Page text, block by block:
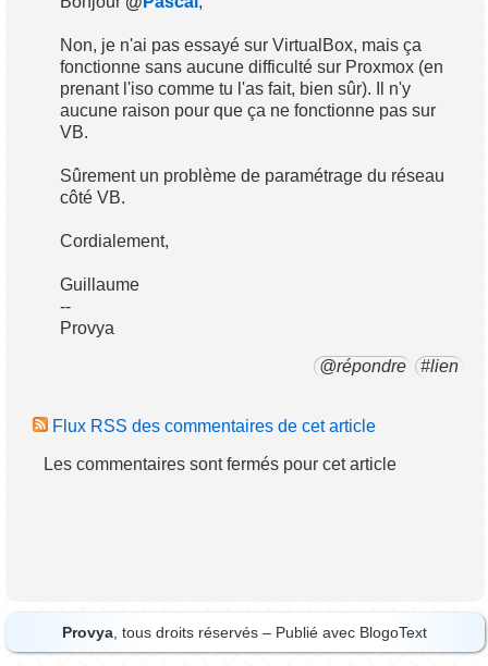
Non, je n'ai pas essayé sur VirtualBox, mais ça
fonctionne sans aucune difficulté sur Proxmox (en
prenant l'iso comme tu l'as fait, bien sûr). Il n'y
aucune raison pour que ça ne fonctionne pas sur
VB.
Sûrement un problème de paramétrage du réseau
côté VB.
Cordialement,
Guillaume
--
Provya
@répondre #lien
Flux RSS des commentaires de cet article
Les commentaires sont fermés pour cet article
Provya , tous droits réservés – Publié avec BlogoText